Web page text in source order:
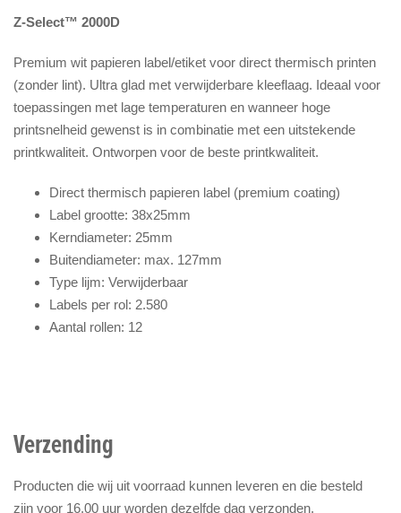
Z-Select™ 2000D
Premium wit papieren label/etiket voor direct thermisch printen
(zonder lint). Ultra glad met verwijderbare kleeflaag. Ideaal voor
toepassingen met lage temperaturen en wanneer hoge
printsnelheid gewenst is in combinatie met een uitstekende
printkwaliteit. Ontworpen voor de beste printkwaliteit.
Direct thermisch papieren label (premium coating)
Label grootte: 38x25mm
Kerndiameter: 25mm
Buitendiameter: max. 127mm
Type lijm: Verwijderbaar
Labels per rol: 2.580
Aantal rollen: 12
Verzending
Producten die wij uit voorraad kunnen leveren en die besteld
zijn voor 16.00 uur worden dezelfde dag verzonden.